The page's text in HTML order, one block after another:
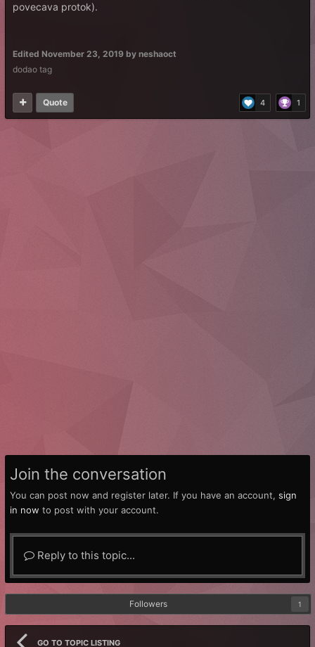
povecava protok).
Edited November 23, 2019 by neshaoct
dodao tag
4 1
Quote
Join the conversation
You can post now and register later. If you have an account, sign
in now to post with your account.
Reply to this topic...
Followers 1
GO TO TOPIC LISTING